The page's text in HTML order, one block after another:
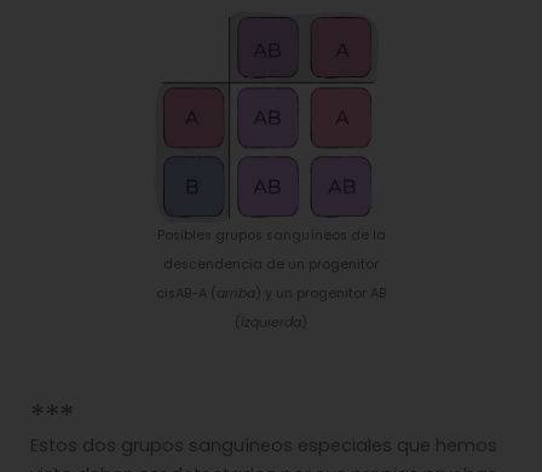
Posibles grupos sanguíneos de la
descendencia de un progenitor
cisAB-A ( arriba ) y un progenitor AB
( izquierda )
***
Estos dos grupos sanguíneos especiales que hemos